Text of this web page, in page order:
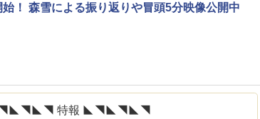
始！ 森雪による振り返りや冒頭5分映像公開中
特報 ◣◥◣◥◣◥